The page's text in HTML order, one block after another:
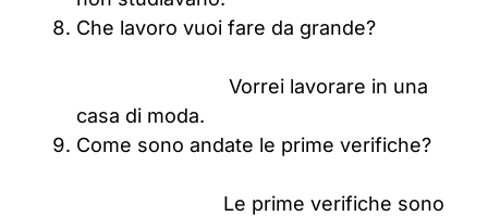
Che lavoro vuoi fare da grande?
Vorrei lavorare in una
casa di moda.
Come sono andate le prime verifiche?
Le prime verifiche sono